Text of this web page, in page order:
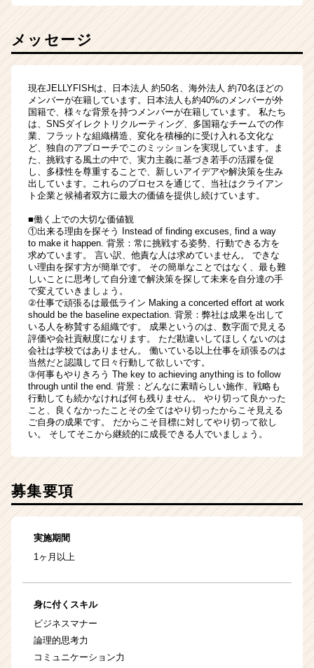
メッセージ
現在JELLYFISHは、日本法人 約50名、海外法人 約70名ほどの
メンバーが在籍しています。日本法人も約40%のメンバーが外
国籍で、様々な背景を持つメンバーが在籍しています。 私たち
は、SNSダイレクトリクルーティング、多国籍なチームでの作
業、フラットな組織構造、変化を積極的に受け入れる文化な
ど、独自のアプローチでこのミッションを実現しています。ま
た、挑戦する風土の中で、実力主義に基づき若手の活躍を促
し、多様性を尊重することで、新しいアイデアや解決策を生み
出しています。これらのプロセスを通じて、当社はクライアン
ト企業と候補者双方に最大の価値を提供し続けています。
■働く上での大切な価値観
①出来る理由を探そう Instead of finding excuses, find a way
to make it happen. 背景：常に挑戦する姿勢、行動できる方を
求めています。 言い訳、他責な人は求めていません。 できな
い理由を探す方が簡単です。 その簡単なことではなく、最も難
しいことに思考して自分達で解決策を探して未来を自分達の手
で変えていきましょう。
②仕事で頑張るは最低ライン Making a concerted effort at work
should be the baseline expectation. 背景：弊社は成果を出して
いる人を称賛する組織です。 成果というのは、数字面で見える
評価や会社貢献度になります。 ただ勘違いしてほしくないのは
会社は学校ではありません。 働いている以上仕事を頑張るのは
当然だと認識して日々行動して欲しいです。
③何事もやりきろう The key to achieving anything is to follow
through until the end. 背景：どんなに素晴らしい施作、戦略も
行動しても続かなければ何も残りません。 やり切って良かった
こと、良くなかったことその全てはやり切ったからこそ見える
ご自身の成果です。 だからこそ目標に対してやり切って欲し
い。 そしてそこから継続的に成長できる人でいましょう。
募集要項
実施期間
1ヶ月以上
身に付くスキル
ビジネスマナー
論理的思考力
コミュニケーション力